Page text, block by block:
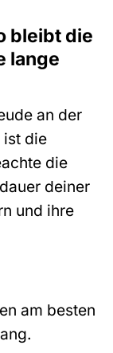
bleibt die
lange
an der
ist die
die
deiner
und ihre
am besten